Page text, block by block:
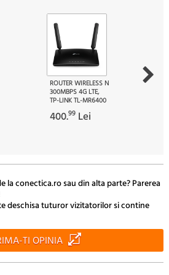
ROUTER WIRELESS N
300MBPS 4G LTE,
TP-LINK TL-MR6400
400.99 Lei
la conectica.ro sau din alta parte? Parerea
deschisa tuturor vizitatorilor si contine
TI OPINIA